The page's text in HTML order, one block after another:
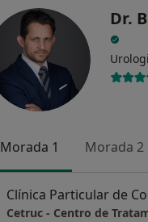
Dr.
Morada 1 Morada 2
Cetruc - Centro de